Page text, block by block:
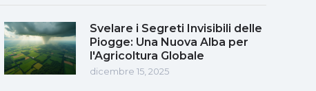
Svelare i Segreti Invisibili delle
Piogge: Una Nuova Alba per
l'Agricoltura Globale
dicembre 15, 2025